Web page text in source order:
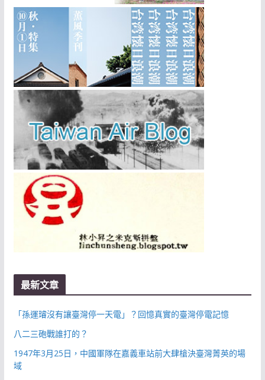
最新文章
「孫運璿沒有讓臺灣停一天電」？回憶真實的臺灣停電記憶
八二三砲戰誰打的？
1947年3月25日，中國軍隊在嘉義車站前大肆槍決臺灣菁英的場
域